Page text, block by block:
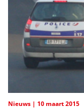
Nieuws 10 maart 2015